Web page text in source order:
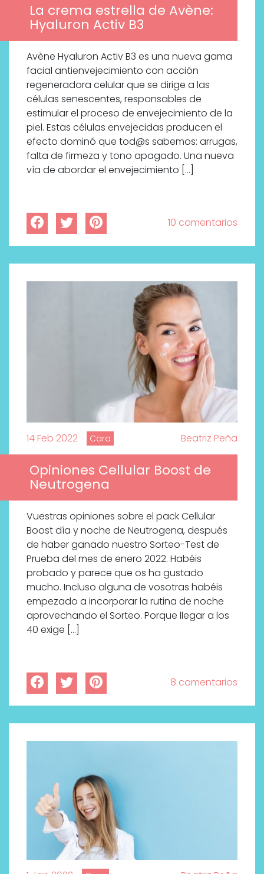
La crema estrella de Avène:
Hyaluron Activ B3
Avène Hyaluron Activ B3 es una nueva gama
facial antienvejecimiento con acción
regeneradora celular que se dirige a las
células senescentes, responsables de
estimular el proceso de envejecimiento de la
piel. Estas células envejecidas producen el
efecto dominó que tod@s sabemos: arrugas,
falta de firmeza y tono apagado. Una nueva
vía de abordar el envejecimiento […]
10 comentarios
14 Feb 2022 Cara Beatriz Peña
Opiniones Cellular Boost de
Neutrogena
Vuestras opiniones sobre el pack Cellular
Boost día y noche de Neutrogena, después
de haber ganado nuestro Sorteo-Test de
Prueba del mes de enero 2022. Habéis
probado y parece que os ha gustado
mucho. Incluso alguna de vosotras habéis
empezado a incorporar la rutina de noche
aprovechando el Sorteo. Porque llegar a los
40 exige […]
8 comentarios